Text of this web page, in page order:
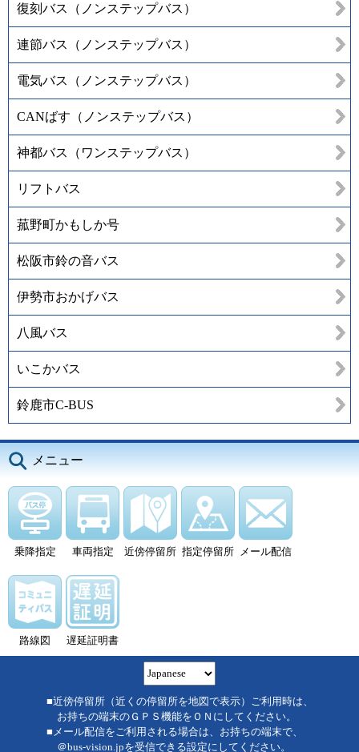
復刻バス（ノンステップバス）
連節バス（ノンステップバス）
電気バス（ノンステップバス）
CANばす（ノンステップバス）
神都バス（ワンステップバス）
リフトバス
菰野町かもしか号
松阪市鈴の音バス
伊勢市おかげバス
八風バス
いこかバス
鈴鹿市C-BUS
メニュー
乗降指定 車両指定 近傍停留所 指定停留所 メール配信
路線図 遅延証明書
■近傍停留所（近くの停留所を地図で表示）ご利用時は、
お持ちの端末のＧＰＳ機能をＯＮにしてください。
■メール配信をご利用される場合は、お持ちの端末で、
＠bus-vision.jpを受信できる設定にしてください。